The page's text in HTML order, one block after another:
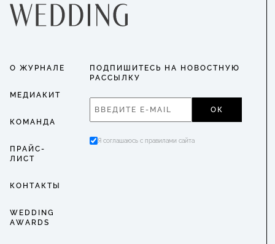
О ЖУРНАЛЕ
МЕДИАКИТ
КОМАНДА
ПРАЙС-
ЛИСТ
КОНТАКТЫ
WEDDING
AWARDS
ПОДПИШИТЕСЬ НА НОВОСТНУЮ
РАССЫЛКУ
ОК
Я соглашаюсь с правилами сайта